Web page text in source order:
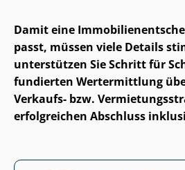
Damit eine
passt, müssen viele Details
unterstützen Sie Schritt für
fundierten Wertermittlung
Verkaufs- bzw.
erfolgreichen Abschluss